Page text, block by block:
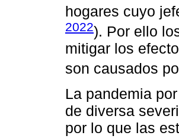
hogares cuyo
2022). Por ello
mitigar los
son causados
La pandemia
de diversa
por lo que las